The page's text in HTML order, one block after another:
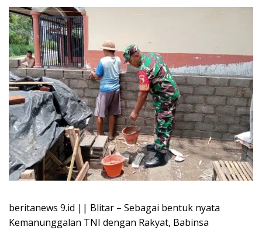
beritanews 9.id || Blitar – Sebagai bentuk nyata
Kemanunggalan TNI dengan Rakyat, Babinsa